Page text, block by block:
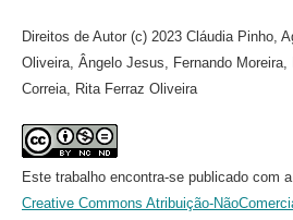
Direitos de Autor (c) 2023 Cláudia Pinho,
Oliveira, Ângelo Jesus, Fernando
Correia, Rita Ferraz Oliveira
Este trabalho encontra-se publicado com a
Creative Commons Atribuição-